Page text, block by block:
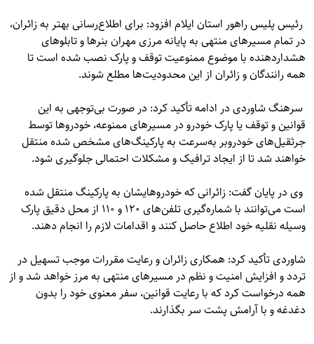
رئیس پلیس راهور استان ایلام افزود: برای اطلاع‌رسانی بهتر به زائران،
در تمام مسیرهای منتهی به پایانه مرزی مهران بنرها و تابلوهای
هشداردهنده با موضوع ممنوعیت توقف و پارک نصب شده است تا
همه رانندگان و زائران از این محدودیت‌ها مطلع شوند.
سرهنگ شاوردی در ادامه تأکید کرد: در صورت بی‌توجهی به این
قوانین و توقف یا پارک خودرو در مسیرهای ممنوعه، خودروها توسط
جرثقیل‌های خودروبر به‌سرعت به پارکینگ‌های مشخص شده منتقل
خواهند شد تا از ایجاد ترافیک و مشکلات احتمالی جلوگیری شود.
وی در پایان گفت: زائرانی که خودروهایشان به پارکینگ منتقل شده
است می‌توانند با شماره‌گیری تلفن‌های ۱۲۰ و ۱۱۰ از محل دقیق پارک
وسیله نقلیه خود اطلاع حاصل کنند و اقدامات لازم را انجام دهند.
شاوردی تأکید کرد: همکاری زائران و رعایت مقررات موجب تسهیل در
تردد و افزایش امنیت و نظم در مسیرهای منتهی به مرز خواهد شد و از
همه درخواست کرد که با رعایت قوانین، سفر معنوی خود را بدون
دغدغه و با آرامش پشت سر بگذارند.